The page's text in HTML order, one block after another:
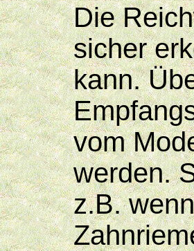
Die
sicher
kann.
vom
werden.
z.B.